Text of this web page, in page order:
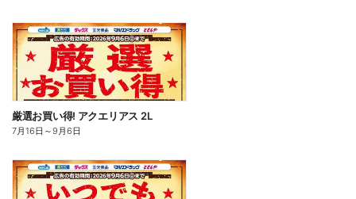
厳選お買い得! アクエリアス 2L
7月16日 ～9月6日